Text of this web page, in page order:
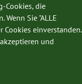
Cookies, die
Sie "ALLE
Cookies einverstanden.
und